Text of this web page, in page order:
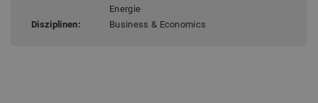
Energie
Disziplinen:
Business & Economics